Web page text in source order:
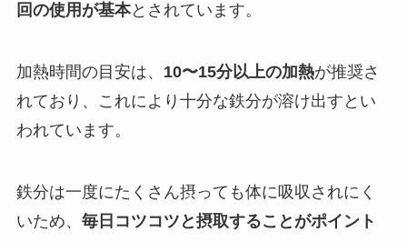
回の使用が基本とされています。
加熱時間の目安は、 10〜15分以上の加熱が推奨さ
れており、これにより十分な鉄分が溶け出すとい
われています。
鉄分は一度にたくさん摂っても体に吸収されにく
いため、 毎日コツコツと摂取することがポイント